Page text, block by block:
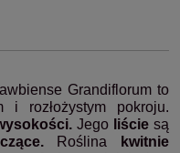
Grandiflorum to
rozłożystym pokroju.
Jego liściesą
Roślina
kwitnie